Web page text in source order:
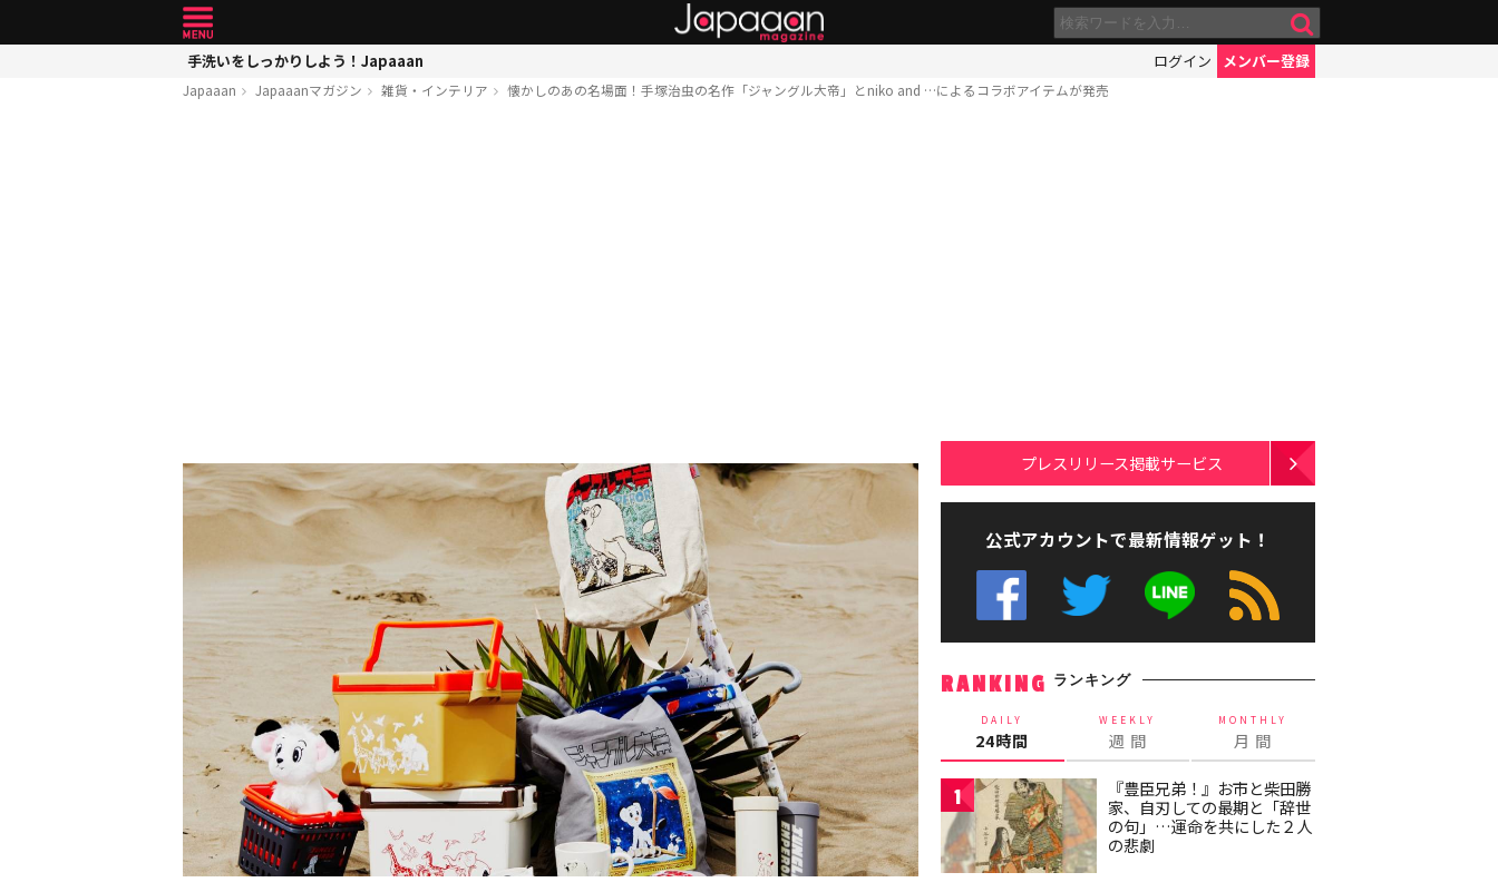
手洗いをしっかりしよう！Japaaan ログイン メンバー登録
Japaaan Japaaanマガジン 雑貨・インテリア 懐かしのあの名場面！手塚治虫の名作「ジャングル大帝」とniko and …によるコラボアイテムが発売
プレスリリース掲載サービス
公式アカウントで最新情報ゲット！
RANKING ランキング
DAILY
24時間
WEEKLY
週 間
MONTHLY
月 間
1
『豊臣兄弟！』お市と柴田勝
家、自刃しての最期と「辞世
の句」…運命を共にした２人
の悲劇